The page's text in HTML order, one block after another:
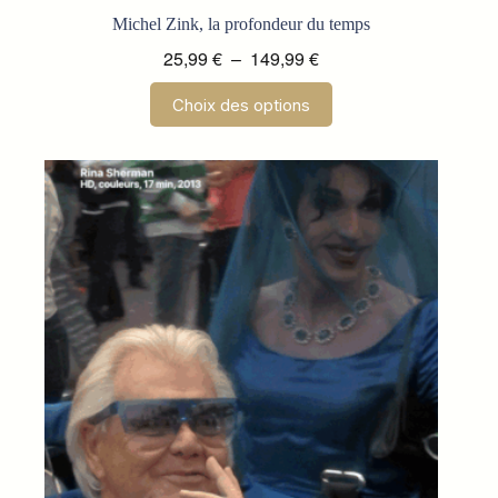
Michel Zink, la profondeur du temps
25,99€ – 149,99€Plage
de
25,99 €
à
149,99 €
Choix des options
produit
a
variations.
Les
options
peuvent
sur
page
du